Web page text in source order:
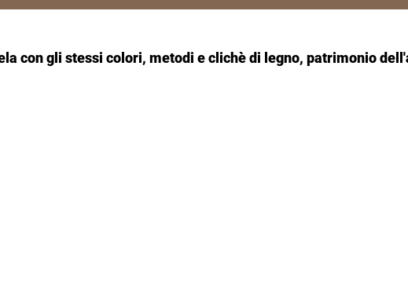
con gli stessi colori, metodi e clichè di legno, patrimonio